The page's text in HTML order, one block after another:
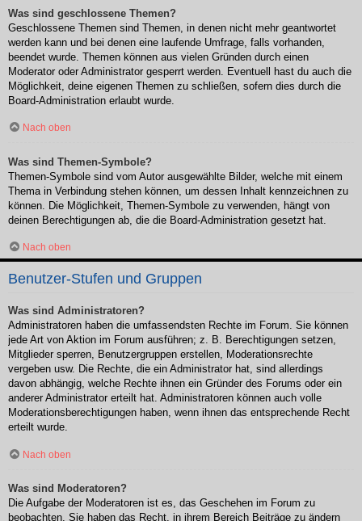
Was sind geschlossene Themen?
Geschlossene Themen sind Themen, in denen nicht mehr geantwortet
werden kann und bei denen eine laufende Umfrage, falls vorhanden,
beendet wurde. Themen können aus vielen Gründen durch einen
Moderator oder Administrator gesperrt werden. Eventuell hast du auch die
Möglichkeit, deine eigenen Themen zu schließen, sofern dies durch die
Board-Administration erlaubt wurde.
Nach oben
Was sind Themen-Symbole?
Themen-Symbole sind vom Autor ausgewählte Bilder, welche mit einem
Thema in Verbindung stehen können, um dessen Inhalt kennzeichnen zu
können. Die Möglichkeit, Themen-Symbole zu verwenden, hängt von
deinen Berechtigungen ab, die die Board-Administration gesetzt hat.
Nach oben
Benutzer-Stufen und Gruppen
Was sind Administratoren?
Administratoren haben die umfassendsten Rechte im Forum. Sie können
jede Art von Aktion im Forum ausführen; z. B. Berechtigungen setzen,
Mitglieder sperren, Benutzergruppen erstellen, Moderationsrechte
vergeben usw. Die Rechte, die ein Administrator hat, sind allerdings
davon abhängig, welche Rechte ihnen ein Gründer des Forums oder ein
anderer Administrator erteilt hat. Administratoren können auch volle
Moderationsberechtigungen haben, wenn ihnen das entsprechende Recht
erteilt wurde.
Nach oben
Was sind Moderatoren?
Die Aufgabe der Moderatoren ist es, das Geschehen im Forum zu
beobachten. Sie haben das Recht, in ihrem Bereich Beiträge zu ändern